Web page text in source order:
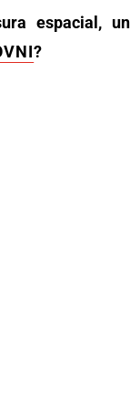
espacial, un
?